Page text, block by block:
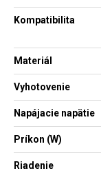
Kompatibilita
Materiál
Vyhotovenie
Napájacie napätie
Príkon (W)
Riadenie